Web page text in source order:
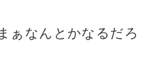
ぁなんとかなるだろ